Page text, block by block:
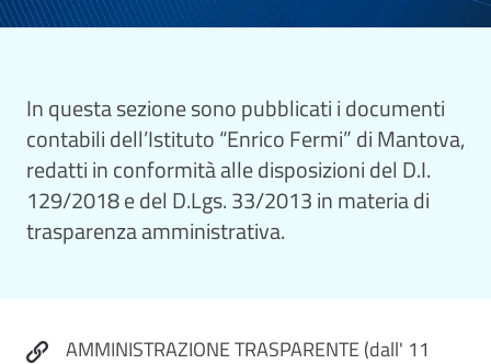
In questa sezione sono pubblicati i documenti
contabili dell’Istituto “Enrico Fermi” di Mantova,
redatti in conformità alle disposizioni del D.I.
129/2018 e del D.Lgs. 33/2013 in materia di
trasparenza amministrativa.
AMMINISTRAZIONE TRASPARENTE (dall' 11